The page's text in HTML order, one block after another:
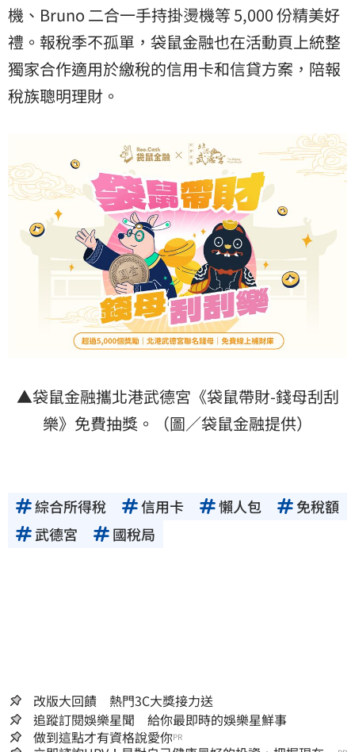
機、Bruno 二合一手持掛燙機等 5,000 份精美好
禮。報稅季不孤單，袋鼠金融也在活動頁上統整
獨家合作適用於繳稅的信用卡和信貸方案，陪報
稅族聰明理財。
▲袋鼠金融攜北港武德宮《袋鼠帶財-錢母刮刮
樂》免費抽獎。（圖／袋鼠金融提供）
綜合所得稅 信用卡 懶人包
免稅額
武德宮
國稅局
改版大回饋 熱門3C大獎接力送
追蹤訂閱娛樂星聞 給你最即時的娛樂星鮮事
做到這點才有資格說愛你PR